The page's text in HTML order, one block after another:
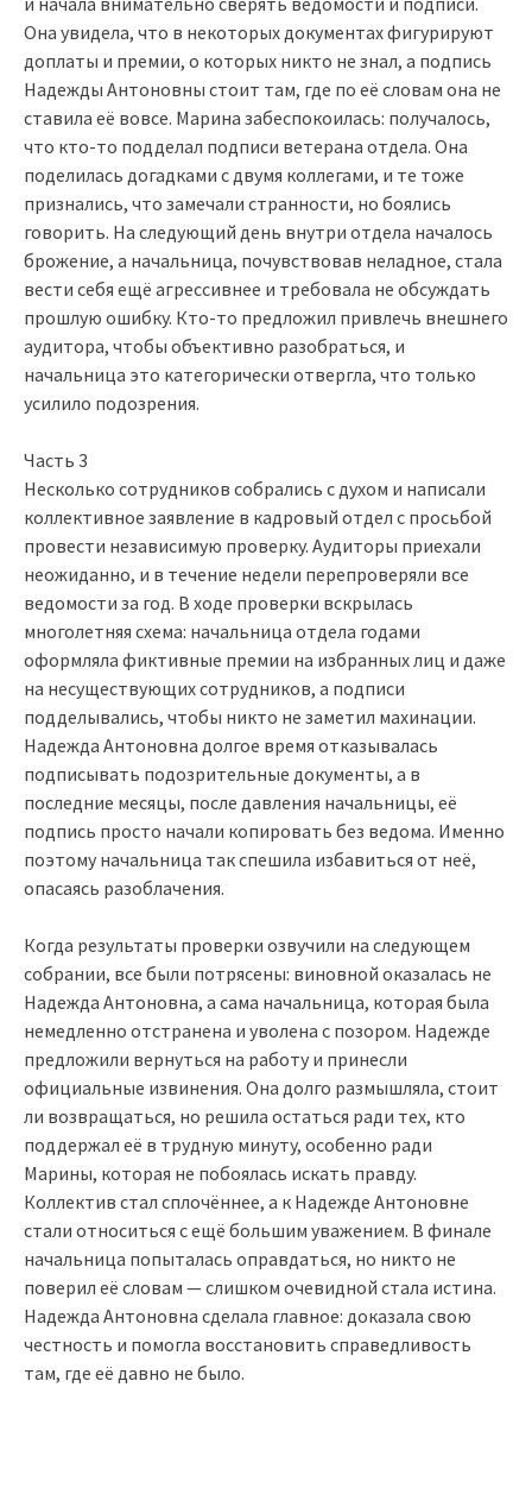
Она увидела, что в некоторых документах фигурируют
доплаты и премии, о которых никто не знал, а подпись
Надежды Антоновны стоит там, где по её словам она не
ставила её вовсе. Марина забеспокоилась: получалось,
что кто-то подделал подписи ветерана отдела. Она
поделилась догадками с двумя коллегами, и те тоже
признались, что замечали странности, но боялись
говорить. На следующий день внутри отдела началось
брожение, а начальница, почувствовав неладное, стала
вести себя ещё агрессивнее и требовала не обсуждать
прошлую ошибку. Кто-то предложил привлечь внешнего
аудитора, чтобы объективно разобраться, и
начальница это категорически отвергла, что только
усилило подозрения.
Часть 3
Несколько сотрудников собрались с духом и написали
коллективное заявление в кадровый отдел с просьбой
провести независимую проверку. Аудиторы приехали
неожиданно, и в течение недели перепроверяли все
ведомости за год. В ходе проверки вскрылась
многолетняя схема: начальница отдела годами
оформляла фиктивные премии на избранных лиц и даже
на несуществующих сотрудников, а подписи
подделывались, чтобы никто не заметил махинации.
Надежда Антоновна долгое время отказывалась
подписывать подозрительные документы, а в
последние месяцы, после давления начальницы, её
подпись просто начали копировать без ведома. Именно
поэтому начальница так спешила избавиться от неё,
опасаясь разоблачения.
Когда результаты проверки озвучили на следующем
собрании, все были потрясены: виновной оказалась не
Надежда Антоновна, а сама начальница, которая была
немедленно отстранена и уволена с позором. Надежде
предложили вернуться на работу и принесли
официальные извинения. Она долго размышляла, стоит
ли возвращаться, но решила остаться ради тех, кто
поддержал её в трудную минуту, особенно ради
Марины, которая не побоялась искать правду.
Коллектив стал сплочённее, а к Надежде Антоновне
стали относиться с ещё большим уважением. В финале
начальница попыталась оправдаться, но никто не
поверил её словам — слишком очевидной стала истина.
Надежда Антоновна сделала главное: доказала свою
честность и помогла восстановить справедливость
там, где её давно не было.